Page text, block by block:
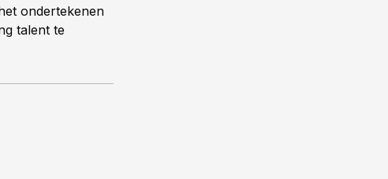
ondertekenen
talent te